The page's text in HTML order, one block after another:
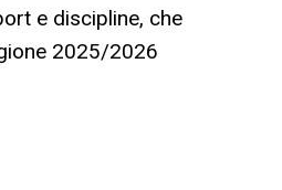
e discipline, che
2025/2026